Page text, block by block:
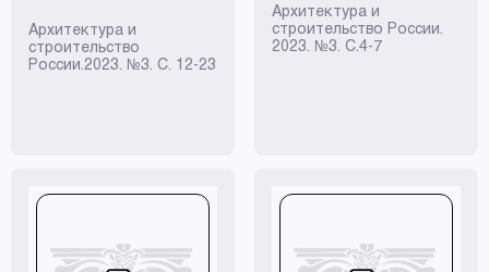
Архитектура и
строительство
России.2023. №3. С. 12-23
Архитектура и
строительство России.
2023. №3. С.4-7